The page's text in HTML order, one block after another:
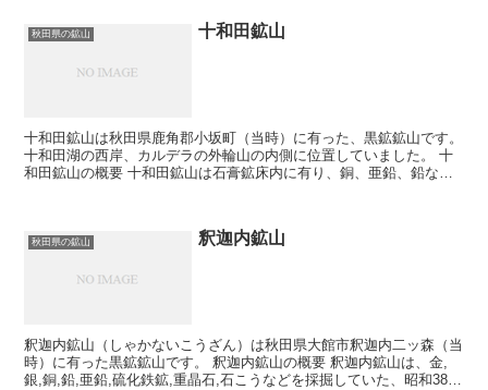
秋田県の鉱山 十和田鉱山
十和田鉱山は秋田県鹿角郡小坂町（当時）に有った、黒鉱鉱山です。
十和田湖の西岸、カルデラの外輪山の内側に位置していました。 十
和田鉱山の概要 十和田鉱山は石膏鉱床内に有り、銅、亜鉛、鉛など
秋田県の鉱山 釈迦内鉱山
釈迦内鉱山（しゃかないこうざん）は秋田県大館市釈迦内二ッ森（当
時）に有った黒鉱鉱山です。 釈迦内鉱山の概要 釈迦内鉱山は、金,
銀,銅,鉛,亜鉛,硫化鉄鉱,重晶石,石こうなどを採掘していた、昭和38年